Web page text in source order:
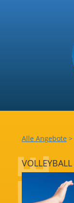
Alle Angebote >
VOLLEYBALL